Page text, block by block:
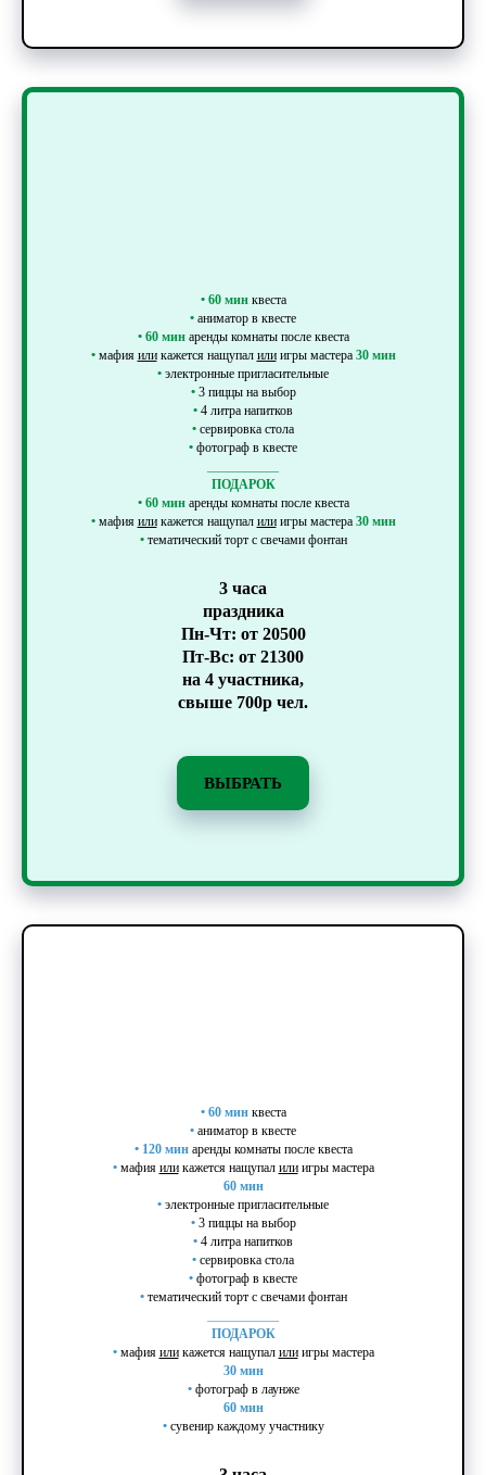
• 60 минквеста
• аниматор в квесте
• 60 минаренды комнаты после квеста
• мафия иликажется нащупал илиигры мастера 30 мин
• электронные пригласительные
• 3 пиццы на выбор
• 4 литра напитков
• сервировка стола
• фотограф в квесте
ПОДАРОК
• 60 минаренды комнаты после квеста
• мафия иликажется нащупал илиигры мастера 30 мин
• тематический торт с свечами фонтан
3 часа
праздника
Пн-Чт: от 20500
Пт-Вс: от 21300
на 4 участника,
свыше 700р чел.
ВЫБРАТЬ
• 60 мин квеста
• аниматор в квесте
• 120 минаренды комнаты после квеста
• мафия иликажется нащупал илиигры мастера
60 мин
• электронные пригласительные
• 3 пиццы на выбор
• 4 литра напитков
• сервировка стола
• фотограф в квесте
• тематический торт с свечами фонтан
ПОДАРОК
• мафия иликажется нащупал илиигры мастера
30 мин
• фотограф в лаунже
60 мин
• сувенир каждому участнику